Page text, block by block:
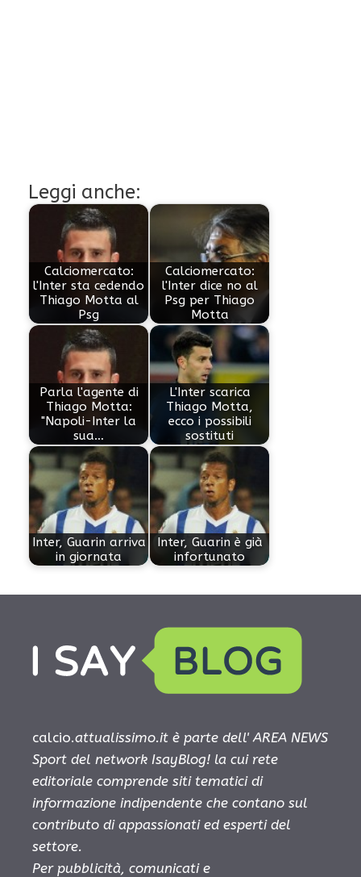
Leggi anche:
Calciomercato:
l'Inter sta cedendo
Thiago Motta al
Psg
Calciomercato:
l'Inter dice no al
Psg per Thiago
Motta
Parla l'agente di
Thiago Motta:
"Napoli-Inter la
sua…
L'Inter scarica
Thiago Motta,
ecco i possibili
sostituti
Inter, Guarin arriva
in giornata
Inter, Guarin è già
infortunato
calcio.attualissimo.it è parte dell' AREA NEWS
Sport del network IsayBlog! la cui rete
editoriale comprende siti tematici di
informazione indipendente che contano sul
contributo di appassionati ed esperti del
settore.
Per pubblicità, comunicati e